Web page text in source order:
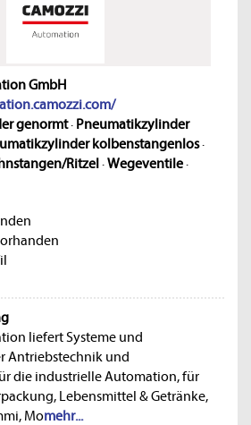
GmbH
genormt· Pneumatikzylinder
kolbenstangenlos·
Ritzel ·Wegeventile·
liefert Systeme und
Antriebstechnik und
die industrielle Automation, für
Lebensmittel & Getränke,
Momehr...